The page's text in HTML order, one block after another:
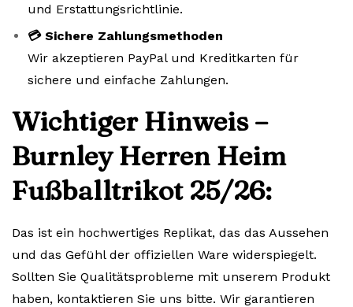
und Erstattungsrichtlinie.
💳 Sichere Zahlungsmethoden
Wir akzeptieren PayPal und Kreditkarten für
sichere und einfache Zahlungen.
Wichtiger Hinweis –
Burnley Herren Heim
Fußballtrikot 25/26:
Das ist ein hochwertiges Replikat, das das Aussehen
und das Gefühl der offiziellen Ware widerspiegelt.
Sollten Sie Qualitätsprobleme mit unserem Produkt
haben, kontaktieren Sie uns bitte. Wir garantieren